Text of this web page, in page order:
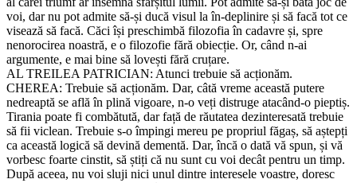
voi, dar nu pot admite să-și ducă visul la în-deplinire și să facă tot ce
visează să facă. Căci își preschimbă filozofia în cadavre și, spre
nenorocirea noastră, e o filozofie fără obiecție. Or, când n-ai
argumente, e mai bine să lovești fără cruțare.
AL TREILEA PATRICIAN: Atunci trebuie să acționăm.
CHEREA: Trebuie să acționăm. Dar, câtă vreme această putere
nedreaptă se află în plină vigoare, n-o veți distruge atacând-o pieptiș.
Tirania poate fi combătută, dar față de răutatea dezinteresată trebuie
să fii viclean. Trebuie s-o împingi mereu pe propriul făgaș, să aștepți
ca această logică să devină dementă. Dar, încă o dată vă spun, și vă
vorbesc foarte cinstit, să știți că nu sunt cu voi decât pentru un timp.
După aceea, nu voi sluji nici unul dintre interesele voastre, doresc